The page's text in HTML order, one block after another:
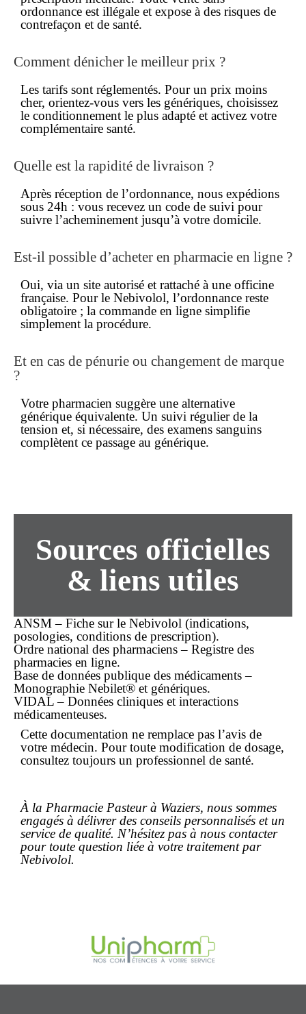
ordonnance est illégale et expose à des risques de
contrefaçon et de santé.
Comment dénicher le meilleur prix ?
Les tarifs sont réglementés. Pour un prix moins
cher, orientez-vous vers les génériques, choisissez
le conditionnement le plus adapté et activez votre
complémentaire santé.
Quelle est la rapidité de livraison ?
Après réception de l’ordonnance, nous expédions
sous 24h : vous recevez un code de suivi pour
suivre l’acheminement jusqu’à votre domicile.
Est-il possible d’acheter en pharmacie en ligne ?
Oui, via un site autorisé et rattaché à une officine
française. Pour le Nebivolol, l’ordonnance reste
obligatoire ; la commande en ligne simplifie
simplement la procédure.
Et en cas de pénurie ou changement de marque
?
Votre pharmacien suggère une alternative
générique équivalente. Un suivi régulier de la
tension et, si nécessaire, des examens sanguins
complètent ce passage au générique.
Sources officielles
& liens utiles
ANSM – Fiche sur le Nebivolol (indications,
posologies, conditions de prescription).
Ordre national des pharmaciens – Registre des
pharmacies en ligne.
Base de données publique des médicaments –
Monographie Nebilet® et génériques.
VIDAL – Données cliniques et interactions
médicamenteuses.
Cette documentation ne remplace pas l’avis de
votre médecin. Pour toute modification de dosage,
consultez toujours un professionnel de santé.
À la Pharmacie Pasteur à Waziers, nous sommes
engagés à délivrer des conseils personnalisés et un
service de qualité. N’hésitez pas à nous contacter
pour toute question liée à votre traitement par
Nebivolol.